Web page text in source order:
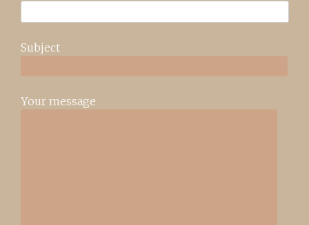
Subject
Your message